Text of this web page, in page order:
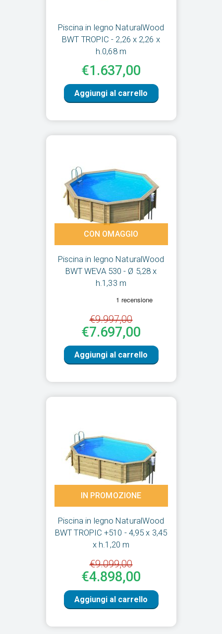
Piscina in legno NaturalWood
BWT TROPIC - 2,26 x 2,26 x
h.0,68 m
€1.637,00
Aggiungi al carrello
Piscina in legno NaturalWood
BWT WEVA 530 - Ø 5,28 x
h.1,33 m
€9.997,00
€7.697,00
Aggiungi al carrello
CON OMAGGIO
Piscina in legno NaturalWood
BWT TROPIC +510 - 4,95 x 3,45
x h.1,20 m
€9.099,00
€4.898,00
Aggiungi al carrello
IN PROMOZIONE